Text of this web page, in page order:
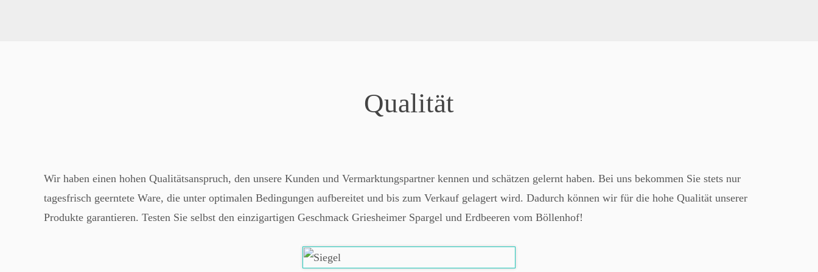
Qualität
Wir haben einen hohen Qualitätsanspruch, den unsere Kunden und Vermarktungspartner kennen und schätzen gelernt haben. Bei uns bekommen Sie stets nur
tagesfrisch geerntete Ware, die unter optimalen Bedingungen aufbereitet und bis zum Verkauf gelagert wird. Dadurch können wir für die hohe Qualität unserer
Produkte garantieren. Testen Sie selbst den einzigartigen Geschmack Griesheimer Spargel und Erdbeeren vom Böllenhof!